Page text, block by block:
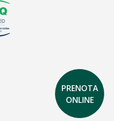
PRENOTA
ONLINE